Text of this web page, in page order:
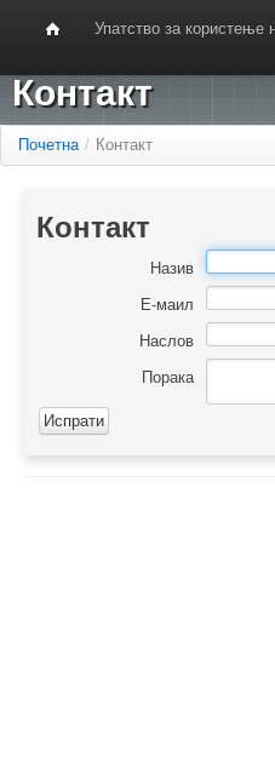
Упатство за
Контакт
Почетна / Контакт
Контакт
Назив
Е-маил
Наслов
Порака